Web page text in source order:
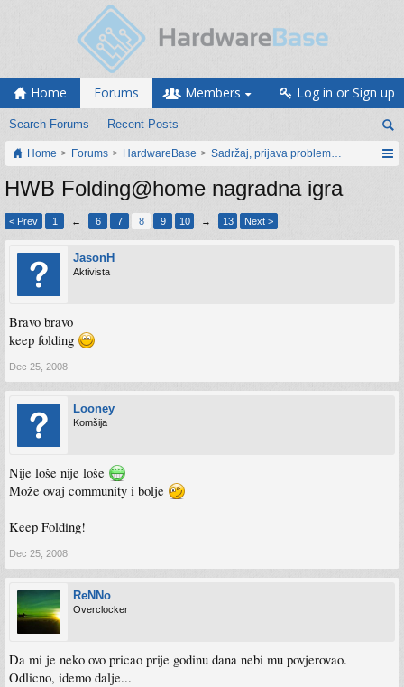
Home Forums
Search Forums Recent Posts
Members Log in or Sign up
Home Forums HardwareBase Sadržaj, prijava problema i prijedlozi
HWB Folding@home nagradna igra
< Prev 1 ← 6 7 8 9 10 → 13 Next >
JasonH
Aktivista
Bravo bravo
keep folding
Dec 25, 2008
Looney
Komšija
Nije loše nije loše
Može ovaj community i bolje
Keep Folding!
Dec 25, 2008
ReNNo
Overclocker
Da mi je neko ovo pricao prije godinu dana nebi mu povjerovao.
Odlicno, idemo dalje...